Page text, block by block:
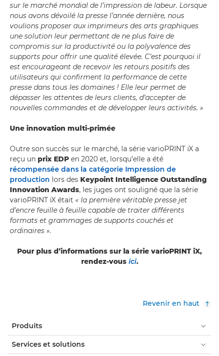
sur le marché mondial de l’impression de labeur. Lorsque
nous avons dévoilé la presse l’année dernière, nous
voulions proposer aux imprimeurs des arts graphiques
une solution leur permettant de ne plus faire de
compromis sur la productivité ou la polyvalence des
supports pour offrir une qualité élevée. C’est pourquoi il
est encourageant de recevoir les retours positifs des
utilisateurs qui confirment la performance de cette
presse dans tous les domaines ! Elle leur permet de
dépasser les attentes de leurs clients, d’accepter de
nouvelles commandes et de développer leurs activités. »
Une innovation multi-primée
Outre son succès sur le marché, la série varioPRINT iX a
reçu un prix EDP en 2020 et, lorsqu’elle a été
récompensée dans la catégorie Impression de
production lors des Keypoint Intelligence Outstanding
Innovation Awards, les juges ont souligné que la série
varioPRINT iX était « la première véritable presse jet
d’encre feuille à feuille capable de traiter différents
formats et grammages de supports couchés et
ordinaires ».
Pour plus d’informations sur la série varioPRINT iX,
rendez-vous ici.
Revenir en haut
Produits
Services et solutions